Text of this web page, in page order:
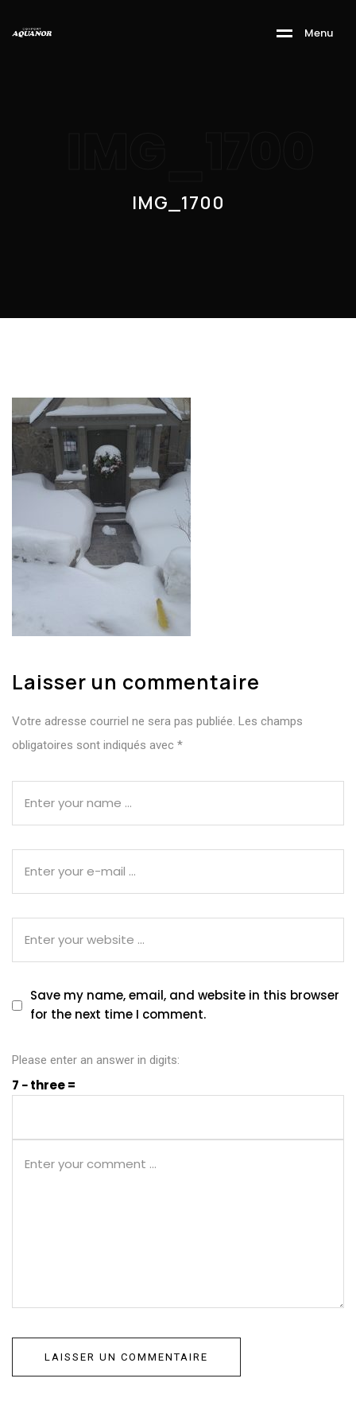
Menu
IMG_1700
Laisser un commentaire
Votre adresse courriel ne sera pas publiée. Les champs
obligatoires sont indiqués avec *
Save my name, email, and website in this browser
for the next time I comment.
Please enter an answer in digits:
7 − three =